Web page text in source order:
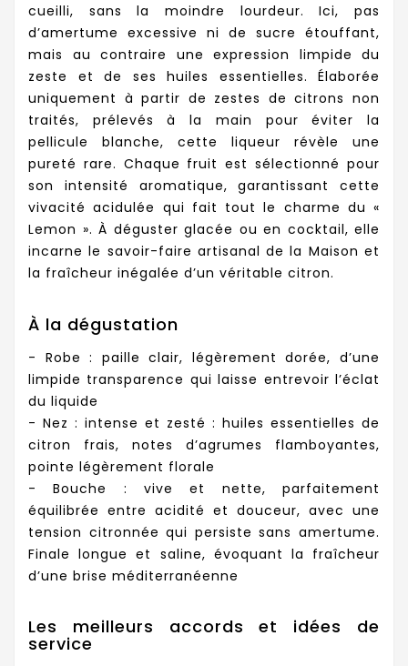
cueilli, sans la moindre lourdeur. Ici, pas
d’amertume excessive ni de sucre étouffant,
mais au contraire une expression limpide du
zeste et de ses huiles essentielles. Élaborée
uniquement à partir de zestes de citrons non
traités, prélevés à la main pour éviter la
pellicule blanche, cette liqueur révèle une
pureté rare. Chaque fruit est sélectionné pour
son intensité aromatique, garantissant cette
vivacité acidulée qui fait tout le charme du «
Lemon ». À déguster glacée ou en cocktail, elle
incarne le savoir-faire artisanal de la Maison et
la fraîcheur inégalée d’un véritable citron.
À la dégustation
- Robe : paille clair, légèrement dorée, d’une
limpide transparence qui laisse entrevoir l’éclat
du liquide
- Nez : intense et zesté : huiles essentielles de
citron frais, notes d’agrumes flamboyantes,
pointe légèrement florale
- Bouche : vive et nette, parfaitement
équilibrée entre acidité et douceur, avec une
tension citronnée qui persiste sans amertume.
Finale longue et saline, évoquant la fraîcheur
d’une brise méditerranéenne
Les meilleurs accords et idées de
service